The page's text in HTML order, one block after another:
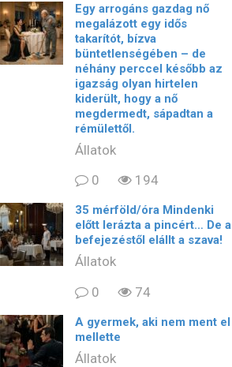
Egy arrogáns gazdag nő
megalázott egy idős
takarítót, bízva
büntetlenségében – de
néhány perccel később az
igazság olyan hirtelen
kiderült, hogy a nő
megdermedt, sápadtan a
rémülettől.
Állatok
0
194
35 mérföld/óra Mindenki
előtt lerázta a pincért… De a
befejezéstől elállt a szava!
Állatok
0
74
A gyermek, aki nem ment el
mellette
Állatok